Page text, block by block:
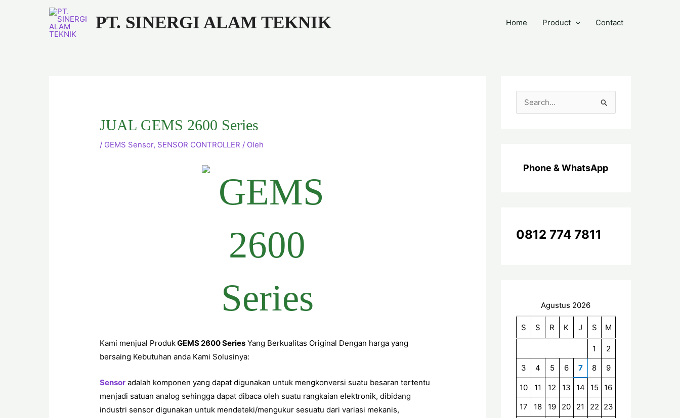
PT. SINERGI ALAM TEKNIK Home Product Contact
JUAL GEMS 2600 Series
/ GEMS Sensor, SENSOR CONTROLLER / Oleh
Kami menjual ProdukGEMS 2600 Series Yang Berkualitas Original Dengan harga yang
bersaing Kebutuhan anda Kami Solusinya:
Sensor adalah komponen yang dapat digunakan untuk mengkonversi suatu besaran tertentu
menjadi satuan analog sehingga dapat dibaca oleh suatu rangkaian elektronik, dibidang
industri sensor digunakan untuk mendeteki/mengukur sesuatu dari variasi mekanis,
:
Phone & WhatsApp
0812 774 7811
Agustus 2026
S S R K J S M
1
2
3
4 5 6 7 8 9
10 11 12 13 14 15
16
17
18 19 20 21 22 23